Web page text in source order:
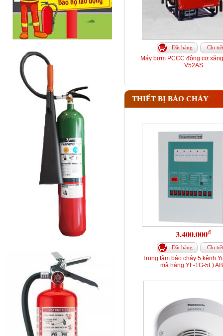
Đặt hàng Chi tiết
Máy bơm PCCC động cơ
V52AS
THIẾT BỊ BÁO CHÁY
3.400.000đ
Đặt hàng Chi tiết
Trung tâm báo cháy 5 kênh
mã hàng YF-1G-5L)